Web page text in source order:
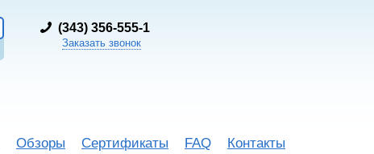
(343) 356-555-1
Заказать звонок
Обзоры Сертификаты FAQ Контакты